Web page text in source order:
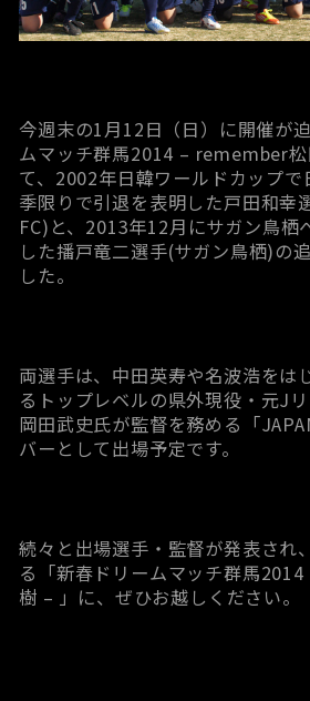
今週末の1月12日（日）に開催が
ムマッチ群馬2014 – remember
て、2002年日韓ワールドカップ
季限りで引退を表明した戸田和幸
FC)と、2013年12月にサガン鳥栖
した播戸竜二選手(サガン鳥栖)の
した。
両選手は、中田英寿や名波浩をは
るトップレベルの県外現役・元Jリ
岡田武史氏が監督を務める「
バーとして出場予定です。
続々と出場選手・監督が発表され
る「新春ドリームマッチ群馬
樹 – 」に、ぜひお越しください。